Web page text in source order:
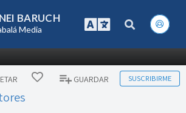
BARUCH
Media
GUARDAR SUSCRIBIRME